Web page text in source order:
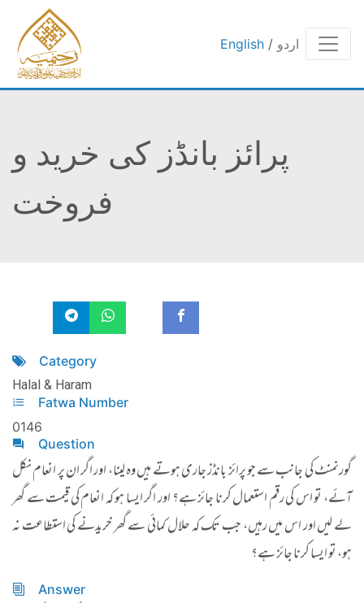
English / اردو
پرائز بانڈز کی خرید و
فروخت
Category
Halal & Haram
Fatwa Number
0146
Question
گورنمنٹ کی جانب سے جو پرائز بانڈز جاری ہوتے ہیں وہ لینا، اور اگر ان پر انعام نکل
آئے، تو اس کی رقم استعمال کرنا جائز ہے؟ اور اگر ایسا ہو کہ انعام کی قیمت سے گھر
لے لیں اور اس میں رہیں، جب تک کہ حلال کمائی سے گھر خریدنے کی استطاعت نہ
ہو، تو ایسا کرنا جائز ہے؟
Answer